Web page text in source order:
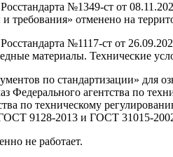
№1349-ст от
требования» отменено на
№1117-ст от
материалы. Технические
по стандартизации» для
Федерального агентства по
по техническому
9128-2013 и ГОСТ 31015-
не работает.